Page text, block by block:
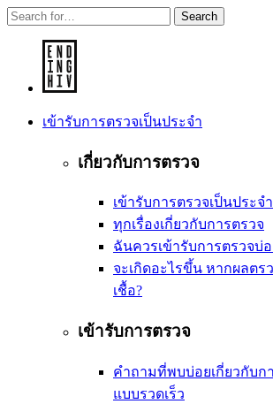
Search
เข้ารับการตรวจเป็นประจำ
เกี่ยวกับการตรวจ
เข้ารับการตรวจเป็นประจำ
ทุกเรื่องเกี่ยวกับการตรวจ
ฉันควรเข้ารับการตรวจบ่
จะเกิดอะไรขึ้น หากผลต
เชื้อ?
เข้ารับการตรวจ
คำถามที่พบบ่อยเกี่ยวกับก
แบบรวดเร็ว